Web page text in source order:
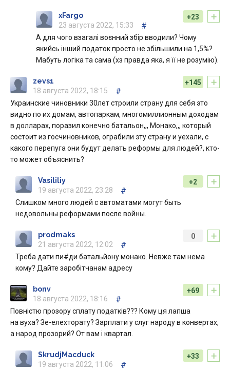
+
+23
xFargo
23 августа 2022, 15:33
#
А для чого взагалі воєнний збір вводили? Чому
якийсь інший податок просто не збільшили на 1,5%?
Мабуть логіка та сама (хз правда яка, я її не розумію).
+
+145
zevs1
18 августа 2022, 18:15
#
Украинские чиновники 30лет строили страну для себя это
видно по их домам, автопаркам, многомиллионным доходам
в долларах, поразил конечно батальон,,, Монако,,, который
состоит из госчиновников, ограбили эту страну и уехали, с
какого перепуга они будут делать реформы для людей?, кто-
то может объяснить?
+
+2
Vasililiy
19 августа 2022, 23:28
#
Слишком много людей с автоматами могут быть
недовольны реформами после войны.
+
0
prodmaks
21 августа 2022, 12:02
#
Треба дати пи#ди батальйону монако. Невже там нема
кому? Дайте заробітчанам адресу
+
+69
bonv
18 августа 2022, 18:16
#
Повністю прозору сплату податків??? Кому ця лапша
на вуха? Зе-елехторату? Зарплати у слуг народу в конвертах,
а народ прозорий? От вам і квартал.
+
+33
SkrudjMacduck
19 августа 2022, 11:06
#